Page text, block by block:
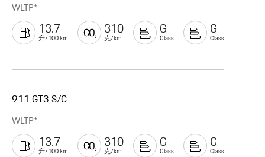
WLTP*
13.7
升/100 km
310
克/km
G
Class
G
Class
911 GT3 S/C
WLTP*
13.7
升/100 km
310
克/km
G
Class
G
Class